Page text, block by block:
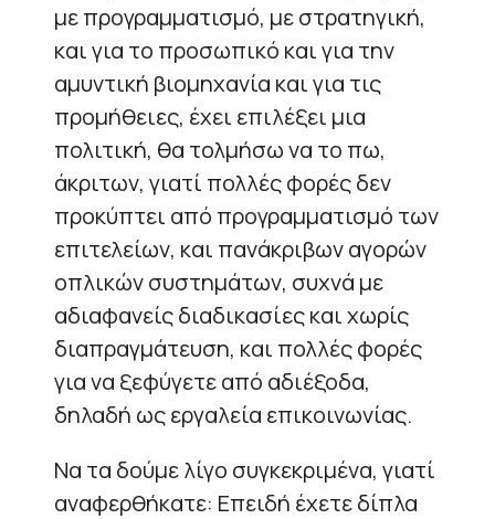
με προγραμματισμό, με στρατηγική,
και για το προσωπικό και για την
αμυντική βιομηχανία και για τις
προμήθειες, έχει επιλέξει μια
πολιτική, θα τολμήσω να το πω,
άκριτων, γιατί πολλές φορές δεν
προκύπτει από προγραμματισμό των
επιτελείων, και πανάκριβων αγορών
οπλικών συστημάτων, συχνά με
αδιαφανείς διαδικασίες και χωρίς
διαπραγμάτευση, και πολλές φορές
για να ξεφύγετε από αδιέξοδα,
δηλαδή ως εργαλεία επικοινωνίας.
Να τα δούμε λίγο συγκεκριμένα, γιατί
αναφερθήκατε: Επειδή έχετε δίπλα